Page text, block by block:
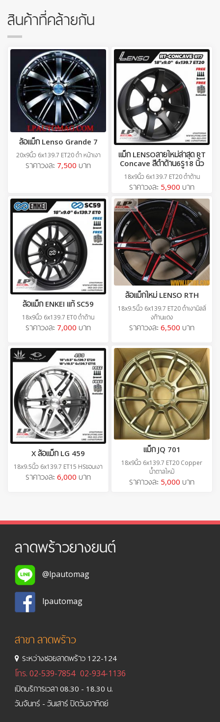
สินค้าที่คล้ายกัน
ล้อแม็ก Lenso Grande 7
20x9นิ้ว 6x139.7 ET20 ดำ หน้าเงา
ราคาวงละ 7,500 บาท
แม็ก LENSOลายใหม่ล่าสุด RT
Concave สีดำด้าน6รู18 นิ้ว
18x9นิ้ว 6x139.7 ET20 ดำด้าน
ราคาวงละ 5,900 บาท
ล้อแม็ก ENKEI แท้ SC59
18x9นิ้ว 6x139.7 ET0 ดำด้าน
ราคาวงละ 7,000 บาท
ล้อแม็กใหม่ LENSO RTH
18x9.5นิ้ว 6x139.7 ET20 ดำเงามิลลิ่
งก้านแดง
ราคาวงละ 6,500 บาท
X ล้อแม็ก LG 459
18x9.5นิ้ว 6x139.7 ET15 HSขอบเงา
ราคาวงละ 6,000 บาท
แม็ก JQ 701
18x9นิ้ว 6x139.7 ET20 Copper
น้ำตาลไหม้
ราคาวงละ 5,000 บาท
ลาดพร้าวยางยนต์
@lpautomag
lpautomag
สาขา ลาดพร้าว
ระหว่างซอยลาดพร้าว 122-124
โทร. 02-539-7854 02-934-1136
เปิดบริการเวลา 08.30 - 18.30 น.
วันจันทร์ - วันเสาร์ ปิดวันอาทิตย์